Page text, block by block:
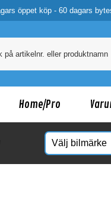
öppet köp - 60 dagars
Home/Pro